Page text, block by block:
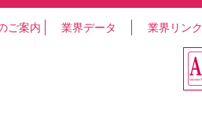
ご案内 業界データ 業界リンク